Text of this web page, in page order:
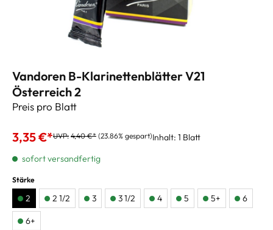
Vandoren B-Klarinettenblätter V21
Österreich 2
Preis pro Blatt
3,35 €*UVP: 4,40 €* (23.86% gespart)Inhalt: 1 Blatt
sofort versandfertig
Stärke
2 2 1/2 3 3 1/2 4 5 5+ 6
6+